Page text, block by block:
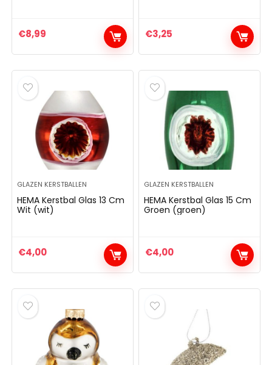
€8,99 €3,25
GLAZEN KERSTBALLEN
HEMA Kerstbal Glas 13 Cm
Wit (wit)
€4,00
GLAZEN KERSTBALLEN
HEMA Kerstbal Glas 15 Cm
Groen (groen)
€4,00